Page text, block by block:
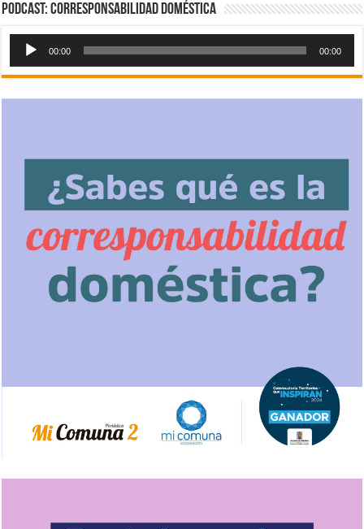
Podcast: Corresponsabilidad doméstica
Reproductor
audio
00:00 00:00